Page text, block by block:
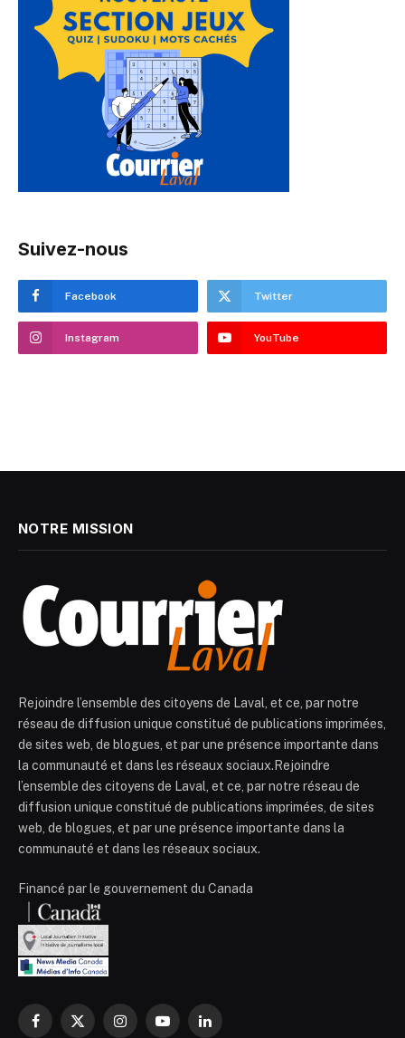
Suivez-nous
Facebook Twitter
Instagram YouTube
NOTRE MISSION
Rejoindre l’ensemble des citoyens de Laval, et ce, par notre
réseau de diffusion unique constitué de publications imprimées,
de sites web, de blogues, et par une présence importante dans
la communauté et dans les réseaux sociaux.Rejoindre
l’ensemble des citoyens de Laval, et ce, par notre réseau de
diffusion unique constitué de publications imprimées, de sites
web, de blogues, et par une présence importante dans la
communauté et dans les réseaux sociaux.
Financé par le gouvernement du Canada
Facebook
X
InstagramYouTubeLinkedIn